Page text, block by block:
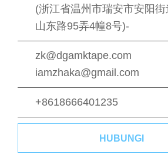
(浙江省温州市瑞安市安阳
山东路95弄4幢8号)-
zk@dgamktape.com
iamzhaka@gmail.com
+8618666401235
HUBUNGI